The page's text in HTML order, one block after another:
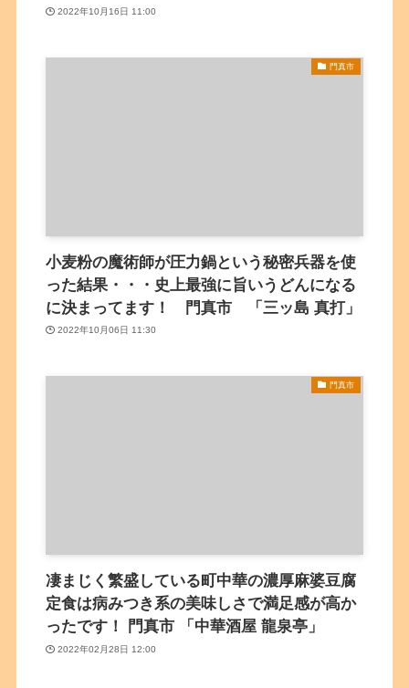
2022年10月16日 11:00
門真市
小麦粉の魔術師が圧力鍋という秘密兵器を使
った結果・・・史上最強に旨いうどんになる
に決まってます！ 門真市 「三ッ島 真打」
2022年10月06日 11:30
門真市
凄まじく繁盛している町中華の濃厚麻婆豆腐
定食は病みつき系の美味しさで満足感が高か
ったです！ 門真市 「中華酒屋 龍泉亭」
2022年02月28日 12:00